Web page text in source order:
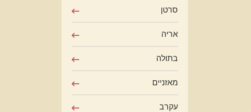
סרטן
אריה
בתולה
מאזניים
עקרב